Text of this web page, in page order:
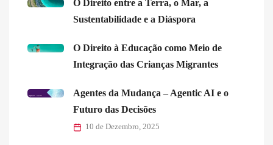
O Direito entre a Terra, o Mar, a
Sustentabilidade e a Diáspora
O Direito à Educação como Meio de
Integração das Crianças Migrantes
Agentes da Mudança – Agentic AI e o
Futuro das Decisões
10 de Dezembro, 2025